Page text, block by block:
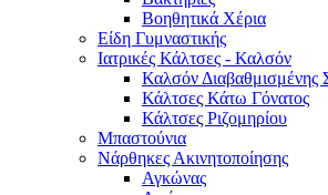
Βοηθητικά Χέρια
Είδη Γυμναστικής
Ιατρικές Κάλτσες - Καλσόν
Καλσόν Διαβαθμισμένης
Κάλτσες Κάτω Γόνατος
Κάλτσες Ριζομηρίου
Μπαστούνια
Νάρθηκες Ακινητοποίησης
Αγκώνας